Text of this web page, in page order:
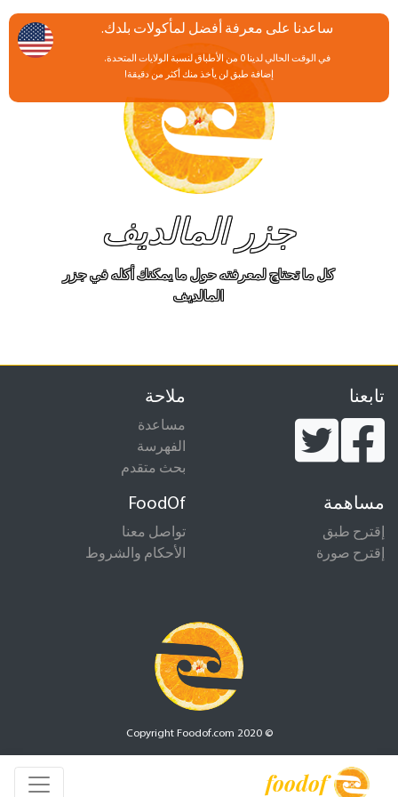
foodof
جزر المالديف
كل ما تحتاج لمعرفته حول ما يمكنك أكله في جزر
المالديف
تابعنا ملاحة
مساعدة
الفهرسة
بحث متقدم
مساهمة
إقترح طبق
إقترح صورة
FoodOf
تواصل معنا
الأحكام والشروط
© Copyright Foodof.com 2020
ساعدنا على معرفة أفضل لمأكولات بلدك.
في الوقت الحالي لدينا 0 من الأطباق لنسبة الولايات المتحدة.
إضافة طبق لن يأخذ منك أكثر من دقيقة!